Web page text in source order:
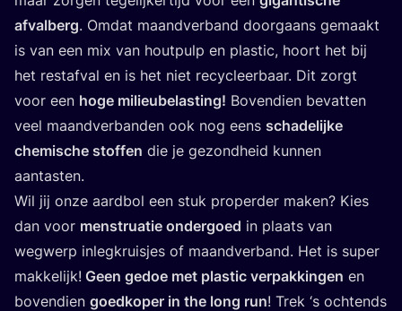
afval­berg. Omdat maand­ver­band door­gaans gemaakt
is van een mix van hout­pulp en plas­tic, hoort het bij
het res­taf­val en is het niet recy­cleer­baar. Dit zorgt
voor een hoge mili­eu­be­las­ting! Boven­dien bevat­ten
veel maand­ver­ban­den ook nog eens scha­de­lij­ke
che­mi­sche stof­fen die je gezond­heid kun­nen
aantasten.
Wil jij onze aard­bol een stuk pro­per­der maken? Kies
dan voor men­stru­a­tie onder­goed in plaats van
weg­werp inleg­kruis­jes of maand­ver­band. Het is super
mak­ke­lijk! Geen gedoe met plas­tic ver­pak­kin­gen en
boven­dien goed­ko­per in the long run! Trek ‘s och­tends